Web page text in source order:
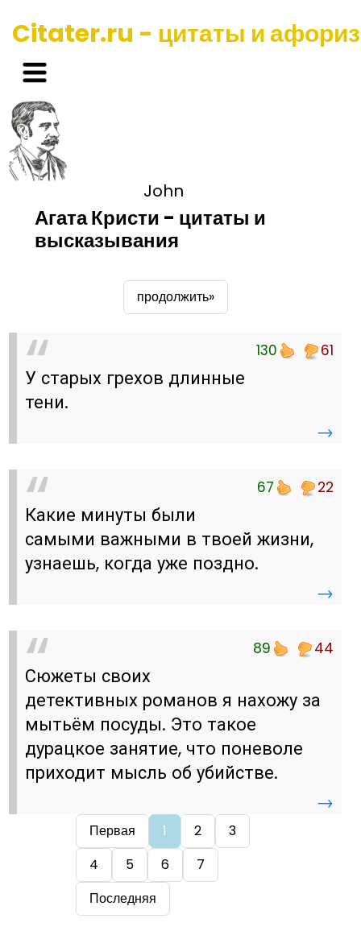
Citater.ru - цитаты и
John
Агата Кристи - цитаты и
высказывания
продолжить»
130 61
У старых грехов длинные
тени.
→
67 22
Какие минуты были
самыми важными в твоей жизни,
узнаешь, когда уже поздно.
→
89 44
Сюжеты своих
детективных романов я нахожу за
мытьём посуды. Это такое
дурацкое занятие, что поневоле
приходит мысль об убийстве.
→
Первая 1 2
3
4
5 6
7
Последняя